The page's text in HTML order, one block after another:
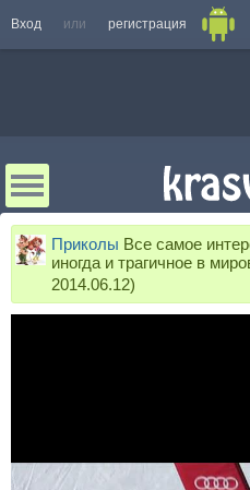
Вход или регистрация
Приколы Все самое
иногда и трагичное в
2014.06.12)